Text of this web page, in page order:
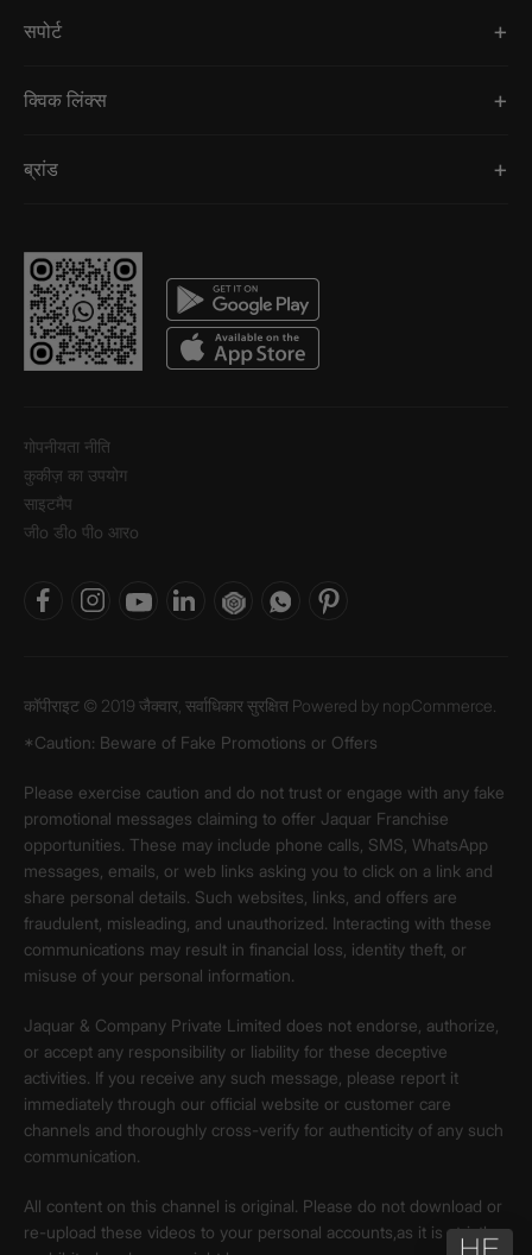
सपोर्ट
क्विक लिंक्स
ब्रांड
गोपनीयता नीति
कुकीज़ का उपयोग
साइटमैप
जीo डीo पीo आरo
कॉपीराइट © 2019 जैक्वार, सर्वाधिकार सुरक्षित Powered by nopCommerce.
*Caution: Beware of Fake Promotions or Offers
Please exercise caution and do not trust or engage with any fake
promotional messages claiming to offer Jaquar Franchise
opportunities. These may include phone calls, SMS, WhatsApp
messages, emails, or web links asking you to click on a link and
share personal details. Such websites, links, and offers are
fraudulent, misleading, and unauthorized. Interacting with these
communications may result in financial loss, identity theft, or
misuse of your personal information.
Jaquar & Company Private Limited does not endorse, authorize,
or accept any responsibility or liability for these deceptive
activities. If you receive any such message, please report it
immediately through our official website or customer care
channels and thoroughly cross-verify for authenticity of any such
communication.
All content on this channel is original. Please do not download or
re-upload these videos to your personal accounts,as it is strictly